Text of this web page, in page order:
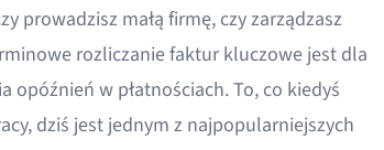
prowadzisz małą firmę, czy zarządzasz
rozliczanie faktur kluczowe jest dla
opóźnień w płatnościach. To, co kiedyś
dziś jest jednym z najpopularniejszych